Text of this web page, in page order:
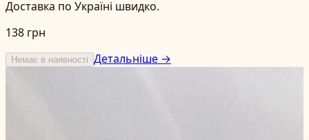
Доставка по Україні швидко.
138 грн
Немає в наявності Детальніше →